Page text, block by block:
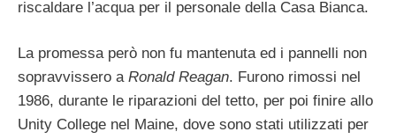
riscaldare l’acqua per il personale della Casa Bianca.
La promessa però non fu mantenuta ed i pannelli non
sopravvissero aRonald Reagan. Furono rimossi nel
1986, durante le riparazioni del tetto, per poi finire allo
Unity College nel Maine, dove sono stati utilizzati per